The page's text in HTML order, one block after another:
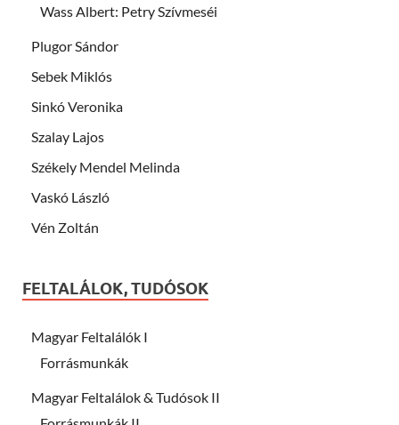
Wass Albert: Petry Szívmeséi
Plugor Sándor
Sebek Miklós
Sinkó Veronika
Szalay Lajos
Székely Mendel Melinda
Vaskó László
Vén Zoltán
FELTALÁLOK, TUDÓSOK
Magyar Feltalálók I
Forrásmunkák
Magyar Feltalálok & Tudósok II